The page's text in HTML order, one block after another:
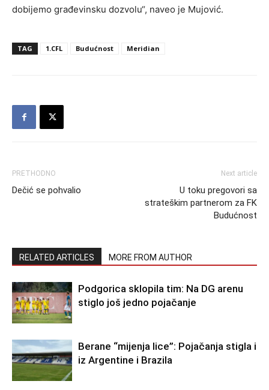
dobijemo građevinsku dozvolu“, naveo je Mujović.
TAG 1.CFL Budućnost Meridian
PRETHODNO
Dečić se pohvalio
Next article
U toku pregovori sa
strateškim partnerom za FK
Budućnost
RELATED ARTICLES MORE FROM AUTHOR
Podgorica sklopila tim: Na DG arenu
stiglo još jedno pojačanje
Berane “mijenja lice”: Pojačanja stigla i
iz Argentine i Brazila